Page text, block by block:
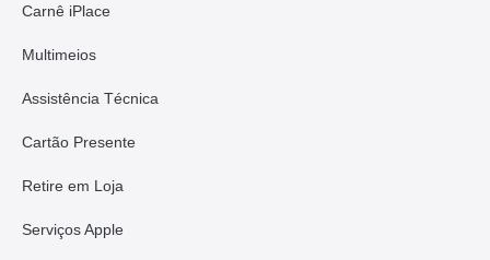
Carnê iPlace
Multimeios
Assistência Técnica
Cartão Presente
Retire em Loja
Serviços Apple